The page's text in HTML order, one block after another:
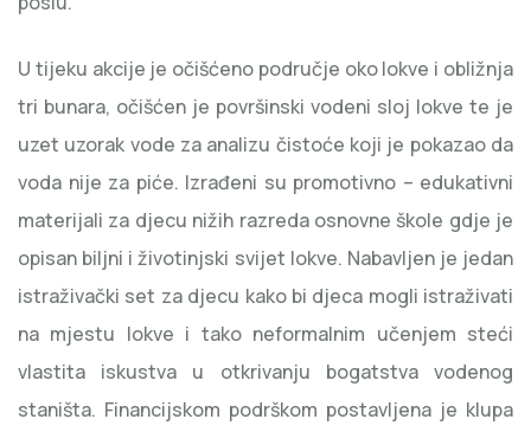
U tijeku akcije je očišćeno područje oko lokve i obližnja
tri bunara, očišćen je površinski vodeni sloj lokve te je
uzet uzorak vode za analizu čistoće koji je pokazao da
voda nije za piće. Izrađeni su promotivno – edukativni
materijali za djecu nižih razreda osnovne škole gdje je
opisan biljni i životinjski svijet lokve. Nabavljen je jedan
istraživački set za djecu kako bi djeca mogli istraživati
na mjestu lokve i tako neformalnim učenjem steći
vlastita iskustva u otkrivanju bogatstva vodenog
staništa. Financijskom podrškom postavljena je klupa